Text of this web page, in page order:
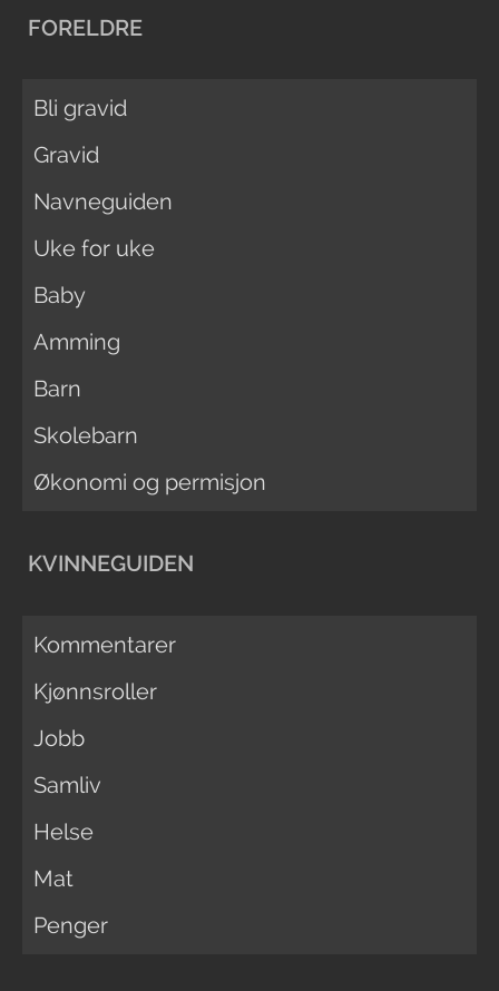
FORELDRE
Bli gravid
Gravid
Navneguiden
Uke for uke
Baby
Amming
Barn
Skolebarn
Økonomi og permisjon
KVINNEGUIDEN
Kommentarer
Kjønnsroller
Jobb
Samliv
Helse
Mat
Penger